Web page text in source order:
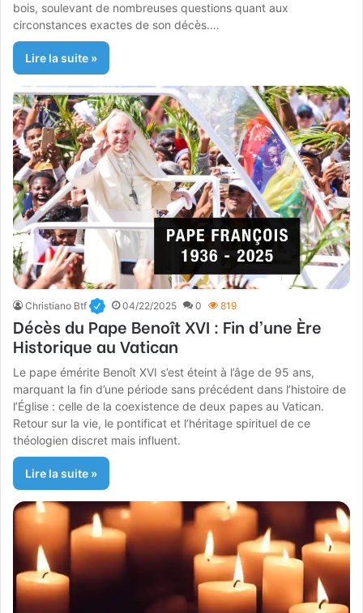
bois, soulevant de nombreuses questions quant aux
circonstances exactes de son décès.…
Lire la suite »
Christiano Btf 04/22/2025 0 819
Décès du Pape Benoît XVI : Fin d’une Ère
Historique au Vatican
Le pape émérite Benoît XVI s’est éteint à l’âge de 95 ans,
marquant la fin d’une période sans précédent dans l’histoire de
l’Église : celle de la coexistence de deux papes au Vatican.
Retour sur la vie, le pontificat et l’héritage spirituel de ce
théologien discret mais influent.
Lire la suite »